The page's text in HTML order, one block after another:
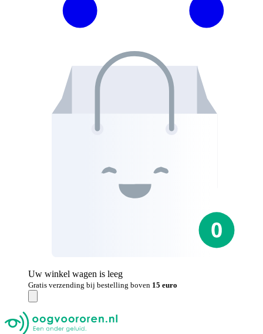
Uw winkel wagen is leeg
Gratis verzending bij bestelling boven 15 euro